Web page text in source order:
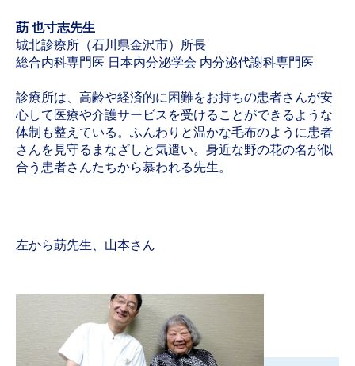
莇 也寸志先生
城北診療所（石川県金沢市）所長
総合内科専門医 日本内分泌学会 内分泌代謝科専門医
診療所は、高齢や経済的に困難をお持ちの患者さんが安
心して医療や介護サービスを受けることができるような
体制も整えている。ふんわりと温かな毛布のように患者
さんを見守るまなざしと気遣い。身近な野の花の名が似
合う患者さんたちから慕われる先生。
左から莇先生、山本さん